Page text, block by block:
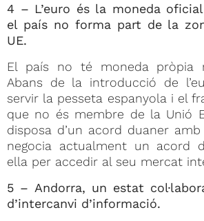
4 – L’euro és la moneda oficial
el país no forma part de la
UE.
El país no té moneda pròpia
Abans de la introducció de
servir la pesseta espanyola i el
que no és membre de la Unió
disposa d’un acord duaner
negocia actualment un acord
ella per accedir al seu mercat
5 – Andorra, un estat
d’intercanvi d’informació.